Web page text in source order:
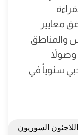
معايير
والمناطق
وصولاً
سنوياً في
اللاجئون السوريون